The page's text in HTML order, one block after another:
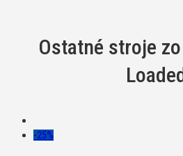
Ostatné stroje
-25%